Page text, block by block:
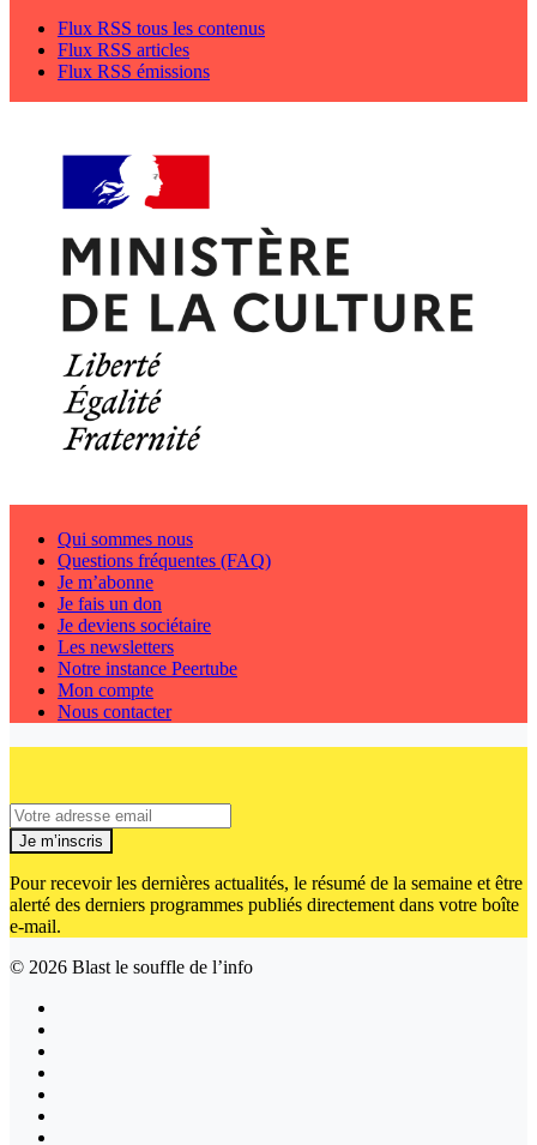
Flux RSS tous les contenus
Flux RSS articles
Flux RSS émissions
Qui sommes nous
Questions fréquentes (FAQ)
Je m’abonne
Je fais un don
Je deviens sociétaire
Les newsletters
Notre instance Peertube
Mon compte
Nous contacter
Je m’inscris
Pour recevoir les dernières actualités, le résumé de la semaine et être
alerté des derniers programmes publiés directement dans votre boîte
e-mail.
© 2026 Blast le souffle de l’info